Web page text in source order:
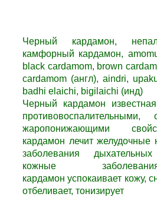
Черный кардамон,
камфорный кардамон,
black cardamom, brown
cardamom (англ), aindri,
badhi elaichi, bigilaichi (инд)
Черный кардамон
жаропонижающими
кардамон лечит желудочные
заболевания
кожные
кардамон успокаивает кожу,
отбеливает, тонизирует